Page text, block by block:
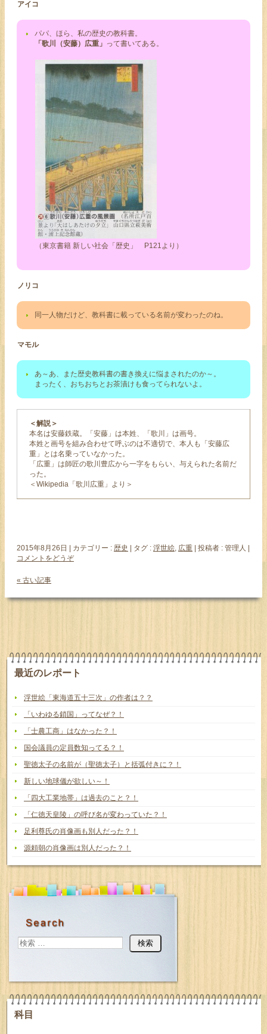
アイコ
パパ、ほら、私の歴史の教科書。
「歌川（安藤）広重」 って書いてある。
（東京書籍 新しい社会「歴史」 P121より）
ノリコ
同一人物だけど、教科書に載っている名前が変わったのね。
マモル
あ～あ、また歴史教科書の書き換えに悩まされたのか～。
まったく、おちおちとお茶漬けも食ってられないよ。
＜解説＞
本名は安藤鉄蔵。「安藤」は本姓、「歌川」は画号。
本姓と画号を組み合わせて呼ぶのは不適切で、本人も「安藤広
重」とは名乗っていなかった。
「広重」は師匠の歌川豊広から一字をもらい、与えられた名前だ
った。
＜Wikipedia「歌川広重」より＞
2015年8月26日 | カテゴリー : 歴史 | タグ : 浮世絵 広重 | 投稿者 : 管理人 |
コメントをどうぞ
« 古い記事
最近のレポート
浮世絵「東海道五十三次」の作者は？？
「いわゆる鎖国」ってなぜ？！
「士農工商」はなかった？！
国会議員の定員数知ってる？！
聖徳太子の名前が（聖徳太子）と括弧付きに？！
新しい地球儀が欲しい～！
「四大工業地帯」は過去のこと？！
「仁徳天皇陵」の呼び名が変わっていた？！
足利尊氏の肖像画も別人だった？！
源頼朝の肖像画は別人だった？！
科目